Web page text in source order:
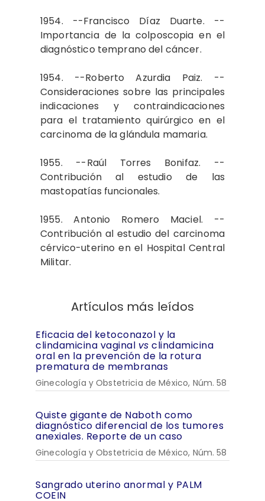
1954. --Francisco Díaz Duarte. --
Importancia de la colposcopia en el
diagnóstico temprano del cáncer.
1954. --Roberto Azurdia Paiz. --
Consideraciones sobre las principales
indicaciones y contraindicaciones
para el tratamiento quirúrgico en el
carcinoma de la glándula mamaria.
1955. --Raúl Torres Bonifaz. --
Contribución al estudio de las
mastopatías funcionales.
1955. Antonio Romero Maciel. --
Contribución al estudio del carcinoma
cérvico-uterino en el Hospital Central
Militar.
Artículos más leídos
Eficacia del ketoconazol y la
clindamicina vaginal vs clindamicina
oral en la prevención de la rotura
prematura de membranas
Ginecología y Obstetricia de México, Núm. 58
Quiste gigante de Naboth como
diagnóstico diferencial de los tumores
anexiales. Reporte de un caso
Ginecología y Obstetricia de México, Núm. 58
Sangrado uterino anormal y PALM
COEIN